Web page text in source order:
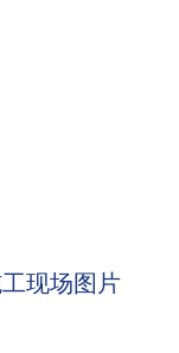
现场图片